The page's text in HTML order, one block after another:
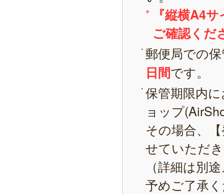
『縦横A4
ご確認くだ
郵便局での
日間です。
保管期限内
ョップ
その場合、
せていただ
（詳細は別
予めご了承